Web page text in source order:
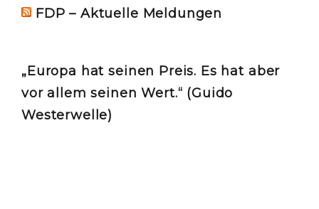
FDP – Aktuelle Meldungen
„Europa hat seinen Preis. Es hat aber
vor allem seinen Wert.“ (Guido
Westerwelle)